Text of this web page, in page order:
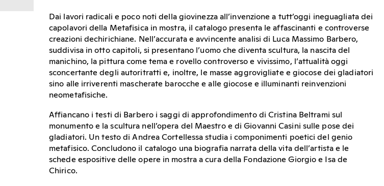
Dai lavori radicali e poco noti della giovinezza all’invenzione a tutt’oggi ineguagliata dei
capolavori della Metafisica in mostra, il catalogo presenta le affascinanti e controverse
creazioni dechirichiane. Nell’accurata e avvincente analisi di Luca Massimo Barbero,
suddivisa in otto capitoli, si presentano l’uomo che diventa scultura, la nascita del
manichino, la pittura come tema e rovello controverso e vivissimo, l’attualità oggi
sconcertante degli autoritratti e, inoltre, le masse aggrovigliate e giocose dei gladiatori
sino alle irriverenti mascherate barocche e alle giocose e illuminanti reinvenzioni
neometafisiche.
Affiancano i testi di Barbero i saggi di approfondimento di Cristina Beltrami sul
monumento e la scultura nell’opera del Maestro e di Giovanni Casini sulle pose dei
gladiatori. Un testo di Andrea Cortellessa studia i componimenti poetici del genio
metafisico. Concludono il catalogo una biografia narrata della vita dell’artista e le
schede espositive delle opere in mostra a cura della Fondazione Giorgio e Isa de
Chirico.